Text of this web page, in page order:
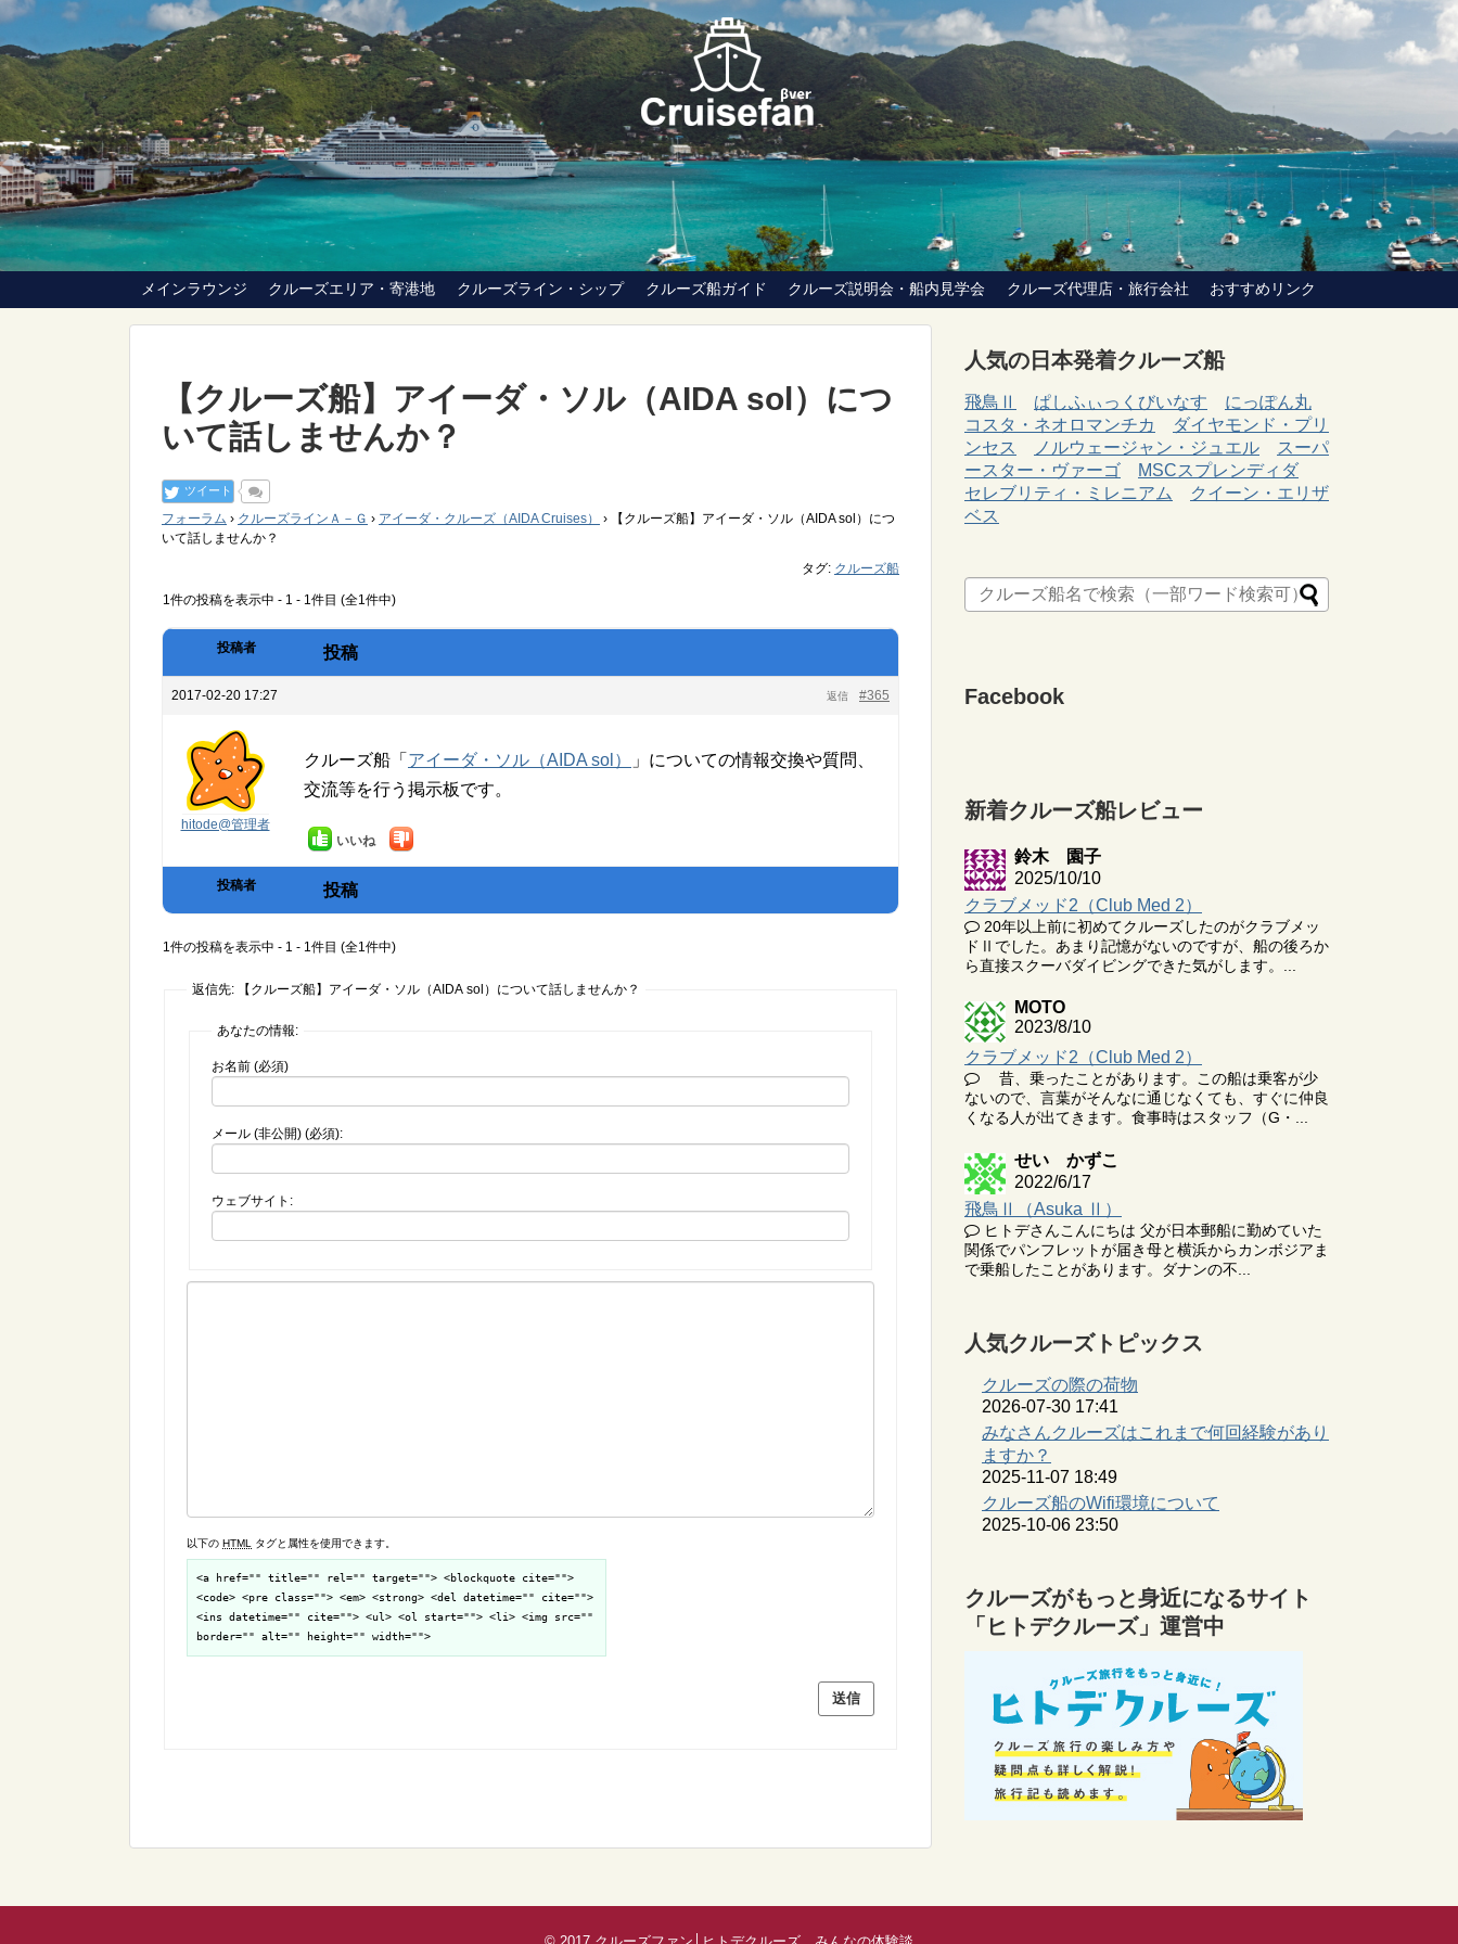
メインラウンジ クルーズエリア・寄港地 クルーズライン・シップ クルーズ船ガイド クルーズ説明会・船内見学会 クルーズ代理店・旅行会社 おすすめリンク
【クルーズ船】アイーダ・ソル（AIDA sol）につ
いて話しませんか？
ツイート
フォーラム › クルーズラインＡ－Ｇ › アイーダ・クルーズ（AIDA Cruises） ›
【クルーズ船】アイーダ・ソル（AIDA sol）につ
いて話しませんか？
タグ: クルーズ船
1件の投稿を表示中 - 1 - 1件目 (全1件中)
投稿者 投稿
2017-02-20 17:27 #365
返信
hitode@管理者
クルーズ船「 アイーダ・ソル（AIDA sol）
」についての情報交換や質問、
交流等を行う掲示板です。
いいね
投稿者 投稿
1件の投稿を表示中 - 1 - 1件目 (全1件中)
返信先: 【クルーズ船】アイーダ・ソル（AIDA sol）について話しませんか？
あなたの情報:
お名前 (必須)
メール (非公開) (必須):
ウェブサイト:
以下の HTML タグと属性を使用できます。
<a href="" title="" rel="" target=""> <blockquote cite="">
<code> <pre class=""> <em> <strong> <del datetime="" cite="">
<ins datetime="" cite=""> <ul> <ol start=""> <li> <img src=""
border="" alt="" height="" width="">
送信
人気の日本発着クルーズ船
飛鳥Ⅱ ぱしふぃっくびいなす
にっぽん丸
コスタ・ネオロマンチカ
ダイヤモンド・プリ
ンセス
ノルウェージャン・ジュエル
スーパ
ースター・ヴァーゴ
MSCスプレンディダ
セレブリティ・ミレニアム
クイーン・エリザ
ベス
Facebook
新着クルーズ船レビュー
鈴木 園子
2025/10/10
クラブメッド2（Club Med 2）
20年以上前に初めてクルーズしたのがクラブメッ
ドⅡでした。あまり記憶がないのですが、船の後ろか
ら直接スクーバダイビングできた気がします。...
MOTO
2023/8/10
クラブメッド2（Club Med 2）
昔、乗ったことがあります。この船は乗客が少
ないので、言葉がそんなに通じなくても、すぐに仲良
くなる人が出てきます。食事時はスタッフ（G・...
せい かずこ
2022/6/17
飛鳥Ⅱ（Asuka Ⅱ）
ヒトデさんこんにちは 父が日本郵船に勤めていた
関係でパンフレットが届き母と横浜からカンボジアま
で乗船したことがあります。ダナンの不...
人気クルーズトピックス
クルーズの際の荷物
2026-07-30 17:41
みなさんクルーズはこれまで何回経験があり
ますか？
2025-11-07 18:49
クルーズ船のWifi環境について
2025-10-06 23:50
クルーズがもっと身近になるサイト
「ヒトデクルーズ」運営中